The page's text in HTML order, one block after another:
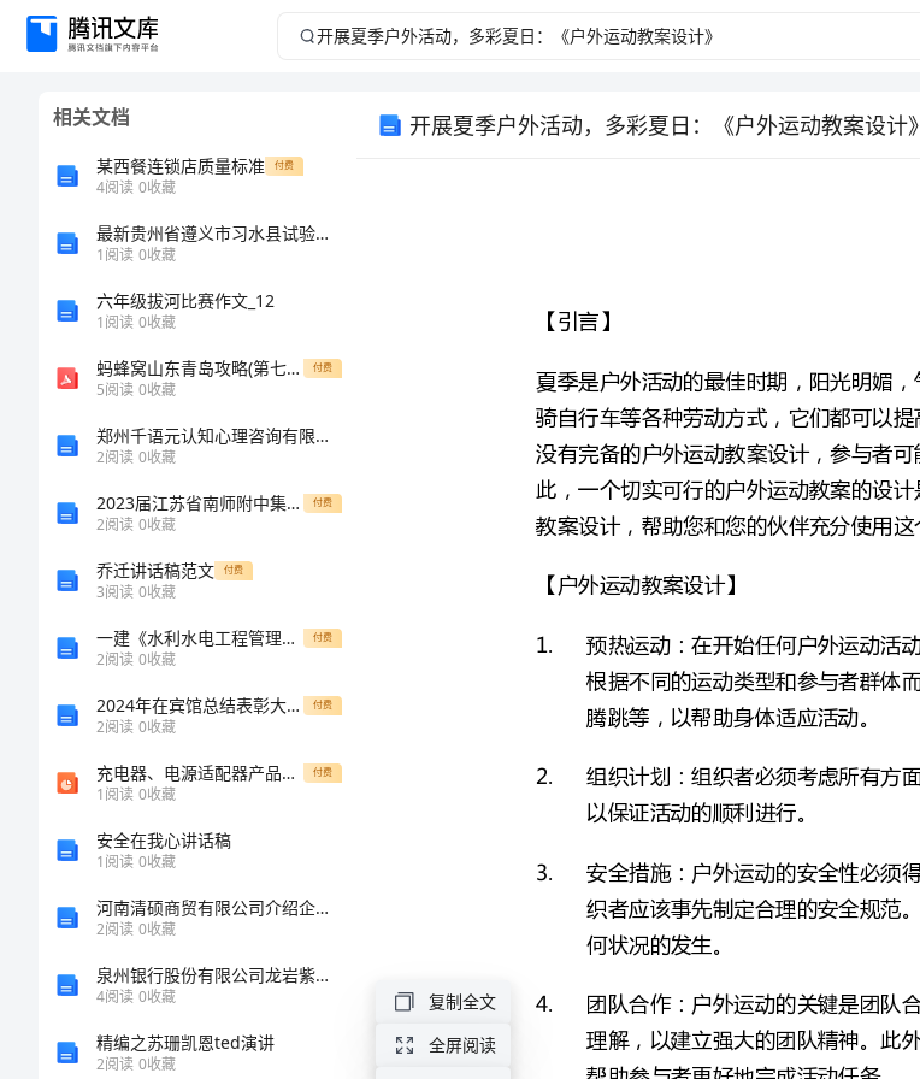
开
日：
《户
相关文档
某西餐连锁店质量标准 付费
4阅读 0收藏
最新贵州省遵义市习水县试验检测师之交通工程考试题库及参考答案【巩固】
1阅读 0收藏
六年级拔河比赛作文_12
1阅读 0收藏
蚂蜂窝山东青岛攻略(第七版) 付费
5阅读 0收藏
郑州千语元认知心理咨询有限公司介绍企业发展分析报告
2阅读 0收藏
2023届江苏省南师附中集团八年级数学第一学期期末达标检测试题含解析 付费
2阅读 0收藏
乔迁讲话稿范文 付费
3阅读 0收藏
一建《水利水电工程管理与实务》测试题II卷 付费
2阅读 0收藏
2024年在宾馆总结表彰大会上的讲话 付费
2阅读 0收藏
充电器、电源适配器产品安规知识..共77页文档 付费
1阅读 0收藏
安全在我心讲话稿
1阅读 0收藏
河南清硕商贸有限公司介绍企业发展分析报告
2阅读 0收藏
泉州银行股份有限公司龙岩紫金山体育公园社区支行介绍企业发展分析报告
4阅读 0收藏
精编之苏珊凯恩ted演讲
2阅读 0收藏
开展夏季户外活动，多彩夏日：《户外运动教案设计》
【户外运动教案设计的注意事项】
预先了解运动的环境和地形，并提供相关的信息和指导。
教案设计，帮助您和您的伙伴充分使用这个美好季节。
【户外运动教案设计】
腾跳等，以帮助身体适应活动。
以保证活动的顺利进行。
帮助参与者更好地完成活动任务。
复制全文
全屏阅读